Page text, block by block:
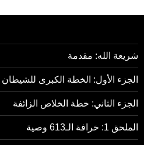
شريعة الله: مقدمة
الجزء الأول: الخطة الكبرى
الجزء الثاني: خطة الخلاص الزائفة
الملحق 1: خرافة الـ613 وصية